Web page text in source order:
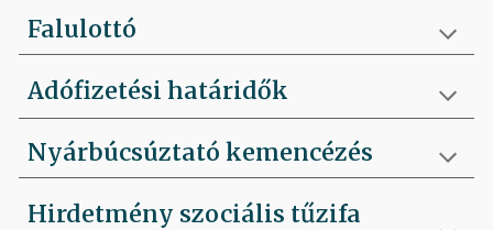
Falulottó
Adófizetési határidők
Nyárbúcsúztató kemencézés
Hirdetmény szociális tűzifa